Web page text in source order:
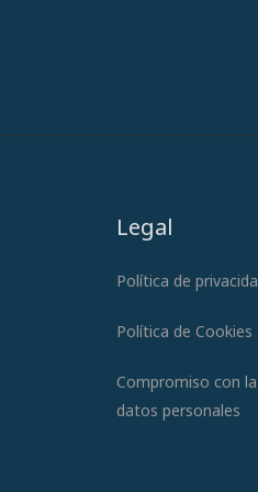
Legal
Política de
Política de Cookies
Compromiso con
datos personales